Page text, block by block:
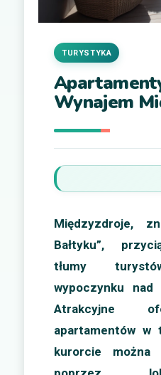
Wynajem
TURYSTYKA
Międzyzdroje,
Bałtyku”,
tłumy
wypoczynku nad
Atrakcyjne
apartamentów w
kurorcie można